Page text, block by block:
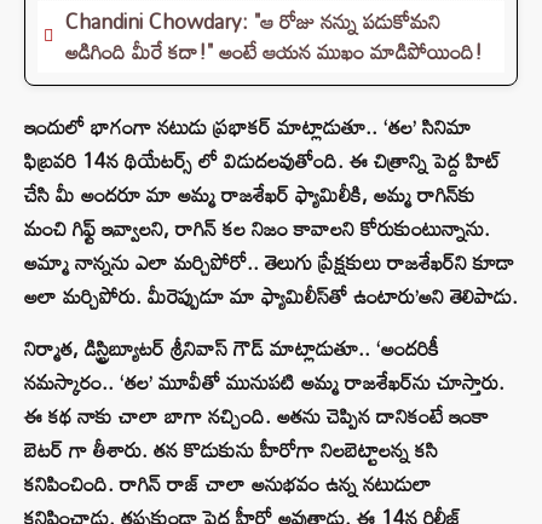
Chandini Chowdary: "ఆ రోజు నన్ను పడుకోమని
అడిగింది మీరే కదా!" అంటే ఆయన ముఖం మాడిపోయింది!
ఇందులో భాగంగా నటుడు ప్రభాకర్ మాట్లాడుతూ.. ‘తల’ సినిమా
ఫిబ్రవరి 14న థియేటర్స్ లో విడుదలవుతోంది. ఈ చిత్రాన్ని పెద్ద హిట్
చేసి మీ అందరూ మా అమ్మ రాజశేఖర్ ఫ్యామిలీకి, అమ్మ రాగిన్‌కు
మంచి గిఫ్ట్ ఇవ్వాలని, రాగిన్ కల నిజం కావాలని కోరుకుంటున్నాను.
అమ్మా నాన్నను ఎలా మర్చిపోరో.. తెలుగు ప్రేక్షకులు రాజశేఖర్‌ని కూడా
అలా మర్చిపోరు. మీరెప్పుడూ మా ఫ్యామిలీస్‌తో ఉంటారు’అని తెలిపాడు.
నిర్మాత, డిస్ట్రిబ్యూటర్ శ్రీనివాస్ గౌడ్ మాట్లాడుతూ.. ‘అందరికీ
నమస్కారం.. ‘తల’ మూవీతో మునుపటి అమ్మ రాజశేఖర్‌ను చూస్తారు.
ఈ కథ నాకు చాలా బాగా నచ్చింది. అతను చెప్పిన దానికంటే ఇంకా
బెటర్ గా తీశారు. తన కొడుకును హీరోగా నిలబెట్టాలన్న కసి
కనిపించింది. రాగిన్ రాజ్ చాలా అనుభవం ఉన్న నటుడులా